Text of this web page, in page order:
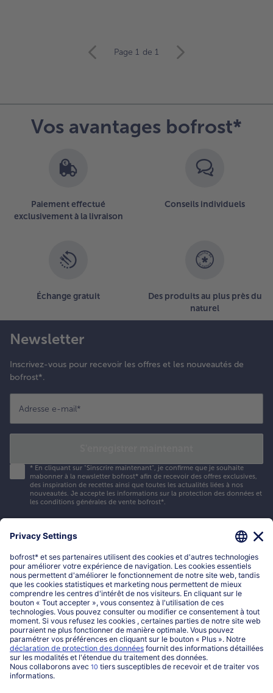
des
articles.
Page 1 de 1
Vos avantages bofrost*
Paiement effectué
exclusivement à la livraison
Conseils individuels
Échange gratuit
Des produits au plus près du
naturel
Newsletter
Inscrivez-vous pour recevoir les offres et les nouveautés de
bofrost*.
Adresse e-mail*
* En cliquant sur "Sinscrire maintenant", je confirme que je souhaite
mabonner à la newsletter bofrost* afin de recevoir des offres exclusives,
des inspiration de recettes ainsi que toutes les actualités liées à nos
nouveautés. Je accepte les informations sur la protection des données et
les conditions générales de vente bofrost*.
Mon compte bofrost*
www.bofrost.be
service@bofrost.be
016 98 1919
Lun-Ven: 9h - 19h et Sa: 9h - 13h
Service